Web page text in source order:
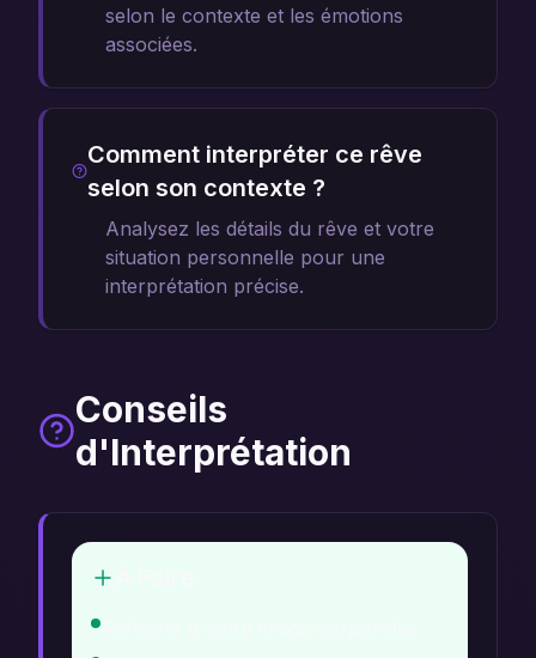
selon le contexte et les émotions
associées.
Comment interpréter ce rêve
selon son contexte ?
Analysez les détails du rêve et votre
situation personnelle pour une
interprétation précise.
Conseils
d'Interprétation